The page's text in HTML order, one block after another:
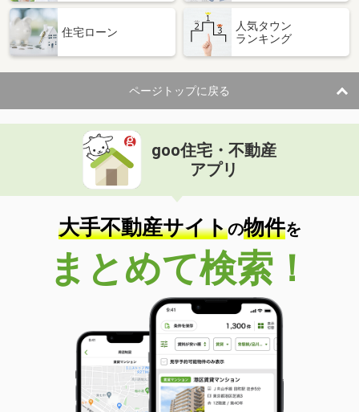
住宅ローン
人気タウン
ランキング
ページトップに戻る
goo住宅・不動産
アプリ
大手不動産サイトの物件を
まとめて検索！